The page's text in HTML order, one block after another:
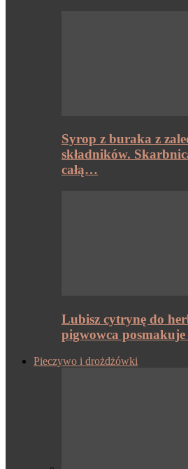
Syrop z buraka z
składników.
całą…
Lubisz cytrynę do
pigwowca
Pieczywo i drożdżówki